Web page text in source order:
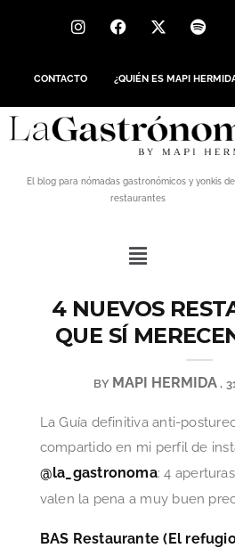
CONTACTO ¿QUIÉN ES MAPI
El blog para nómadas gastronómicos y yonkis
restaurantes
4 NUEVOS
QUE SÍ
BY MAPI HERMIDA
La Guía definitiva anti-
compartido en mi perfil de
@la_gastronoma: 4
valen la pena a muy buen
BAS Restaurante (El